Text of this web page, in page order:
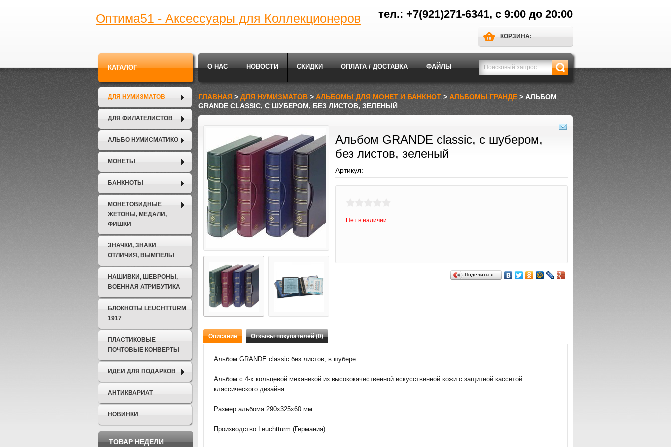
тел.: +7(921)271-6341, с 9:00 до 20:00
Оптима51 - Аксессуары для Коллекционеров
КОРЗИНА:
О НАС НОВОСТИ СКИДКИ ОПЛАТА / ДОСТАВКА ФАЙЛЫ
КАТАЛОГ
ДЛЯ НУМИЗМАТОВ
ДЛЯ ФИЛАТЕЛИСТОВ
АЛЬБО НУМИСМАТИКО
МОНЕТЫ
БАНКНОТЫ
МОНЕТОВИДНЫЕ
ЖЕТОНЫ, МЕДАЛИ,
ФИШКИ
ЗНАЧКИ, ЗНАКИ
ОТЛИЧИЯ, ВЫМПЕЛЫ
НАШИВКИ, ШЕВРОНЫ,
ВОЕННАЯ АТРИБУТИКА
БЛОКНОТЫ LEUCHTTURM
1917
ПЛАСТИКОВЫЕ
ПОЧТОВЫЕ КОНВЕРТЫ
ИДЕИ ДЛЯ ПОДАРКОВ
АНТИКВАРИАТ
НОВИНКИ
ТОВАР НЕДЕЛИ
ГЛАВНАЯ > ДЛЯ НУМИЗМАТОВ > АЛЬБОМЫ ДЛЯ МОНЕТ И БАНКНОТ > АЛЬБОМЫ ГРАНДЕ > АЛЬБОМ
GRANDE CLASSIC, С ШУБЕРОМ, БЕЗ ЛИСТОВ, ЗЕЛЕНЫЙ
Альбом GRANDE classic, с шубером,
без листов, зеленый
Артикул:
Нет в наличии
Поделиться…
Описание Отзывы покупателей (0)
Альбом GRANDE classic без листов, в шубере.
Альбом с 4-х кольцевой механикой из высококачественной искусственной кожи с защитной кассетой
классического дизайна.
Размер альбома 290x325х60 мм.
Производство Leuchtturm (Германия)